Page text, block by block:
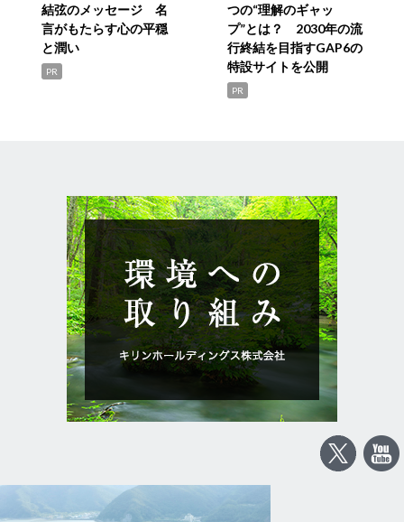
結弦のメッセージ 名
言がもたらす心の平穏
と潤い
PR
つの“理解のギャッ
プ”とは？ 2030年の流
行終結を目指すGAP6の
特設サイトを公開
PR